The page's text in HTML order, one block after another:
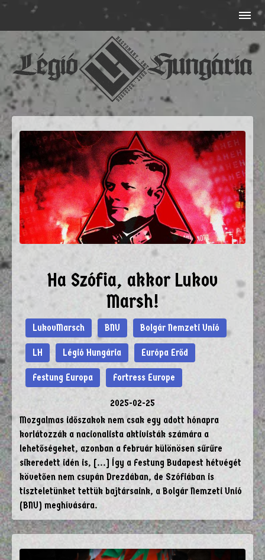
Ha Szófia, akkor Lukov
Marsh!
LukovMarsch BNU Bolgár Nemzeti Unió
LH Légió Hungária Európa Erőd
Festung Europa Fortress Europe
2025-02-25
Mozgalmas időszakok nem csak egy adott hónapra
korlátozzák a nacionalista aktivisták számára a
lehetőségeket, azonban a február különösen sűrűre
sikeredett idén is, [...] Így a Festung Budapest hétvégét
követően nem csupán Drezdában, de Szófiában is
tiszteletünket tettük bajtársaink, a Bolgár Nemzeti Unió
(BNU) meghívására.